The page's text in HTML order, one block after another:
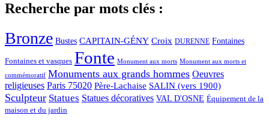
Recherche par mots clés :
Bronze Bustes CAPITAIN-GÉNY Croix DURENNE Fontaines
Fontaines et vasques Fonte Monument aux morts Monument aux morts et
commémoratif Monuments aux grands hommes Oeuvres
religieuses Paris 75020 Père-Lachaise SALIN (vers 1900)
Sculpteur Statues Statues décoratives VAL D'OSNE Équipement de la
maison et du jardin